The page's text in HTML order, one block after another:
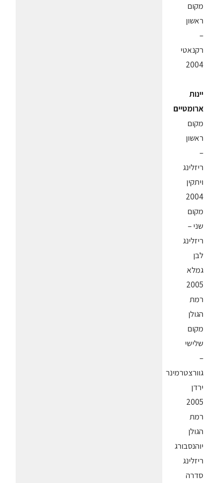
מקום
ראשון
–
רקנאטי
2004
יינות
ארומטיים
מקום
ראשון
–
ריזלינג
ויתקין
2004
מקום
שני –
ריזלינג
לבן
גמלא
2005
רמת
הגולן
מקום
שלישי
–
גוורצטרמינר
ירדן
2005
רמת
הגולן
יוהנסבורג
ריזלינג
סדרה